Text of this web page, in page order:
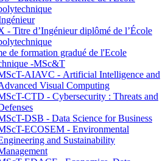
- Titre d’Ingénieur diplômé de l’École
de formation gradué de l'Ecole
-MSc&T
AIAVC - Artificial Intelligence and
Visual Computing
CTD - Cybersecurity : Threats and
DSB - Data Science for Business
ECOSEM - Environmental
and Sustainability